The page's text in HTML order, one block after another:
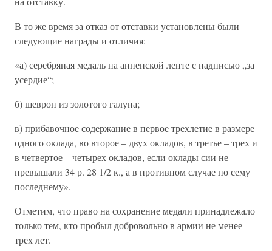
В то же время за отказ от отставки установлены были
следующие награды и отличия:
«а) серебряная медаль на анненской ленте с надписью „за
усердие“;
б) шеврон из золотого галуна;
в) прибавочное содержание в первое трехлетие в размере
одного оклада, во второе – двух окладов, в третье – трех и
в четвертое – четырех окладов, если оклады сии не
превышали 34 р. 28 1/2 к., а в противном случае по сему
последнему».
Отметим, что право на сохранение медали принадлежало
только тем, кто пробыл добровольно в армии не менее
трех лет.